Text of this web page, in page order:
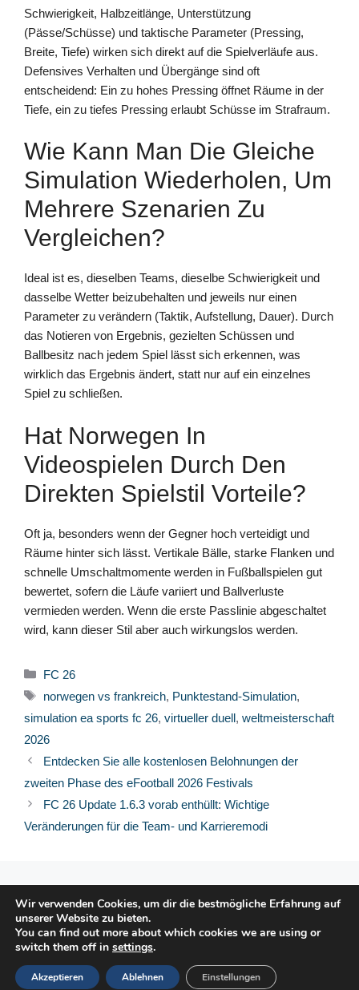
Schwierigkeit, Halbzeitlänge, Unterstützung
(Pässe/Schüsse) und taktische Parameter (Pressing,
Breite, Tiefe) wirken sich direkt auf die Spielverläufe aus.
Defensives Verhalten und Übergänge sind oft
entscheidend: Ein zu hohes Pressing öffnet Räume in der
Tiefe, ein zu tiefes Pressing erlaubt Schüsse im Strafraum.
Wie Kann Man Die Gleiche
Simulation Wiederholen, Um
Mehrere Szenarien Zu
Vergleichen?
Ideal ist es, dieselben Teams, dieselbe Schwierigkeit und
dasselbe Wetter beizubehalten und jeweils nur einen
Parameter zu verändern (Taktik, Aufstellung, Dauer). Durch
das Notieren von Ergebnis, gezielten Schüssen und
Ballbesitz nach jedem Spiel lässt sich erkennen, was
wirklich das Ergebnis ändert, statt nur auf ein einzelnes
Spiel zu schließen.
Hat Norwegen In
Videospielen Durch Den
Direkten Spielstil Vorteile?
Oft ja, besonders wenn der Gegner hoch verteidigt und
Räume hinter sich lässt. Vertikale Bälle, starke Flanken und
schnelle Umschaltmomente werden in Fußballspielen gut
bewertet, sofern die Läufe variiert und Ballverluste
vermieden werden. Wenn die erste Passlinie abgeschaltet
wird, kann dieser Stil aber auch wirkungslos werden.
Kategorien
FC 26
Schlagwörter
norwegen vs frankreich, Punktestand-Simulation,
simulation ea sports fc 26, virtueller duell, weltmeisterschaft
2026
Entdecken Sie alle kostenlosen Belohnungen der
zweiten Phase des eFootball 2026 Festivals
FC 26 Update 1.6.3 vorab enthüllt: Wichtige
Veränderungen für die Team- und Karrieremodi
© 2026 FPFRANCE.COM
RECHTLICHE HINWEISE
DATENSCHUTZERKLÄRUNG
Wir verwenden Cookies, um dir die bestmögliche Erfahrung auf
unserer Website zu bieten.
You can find out more about which cookies we are using or
switch them off in settings.
Akzeptieren Ablehnen Einstellungen